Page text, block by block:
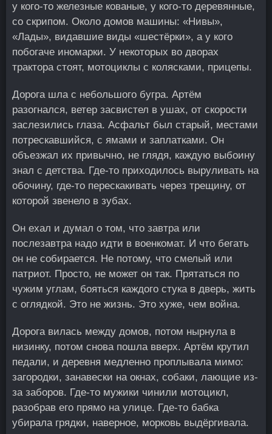
у кого-то железные кованые, у кого-то деревянные,
со скрипом. Около домов машины: «Нивы»,
«Лады», видавшие виды «шестёрки», а у кого
побогаче иномарки. У некоторых во дворах
трактора стоят, мотоциклы с колясками, прицепы.
Дорога шла с небольшого бугра. Артём
разогнался, ветер засвистел в ушах, от скорости
заслезились глаза. Асфальт был старый, местами
потрескавшийся, с ямами и заплатками. Он
объезжал их привычно, не глядя, каждую выбоину
знал с детства. Где-то приходилось выруливать на
обочину, где-то перескакивать через трещину, от
которой звенело в зубах.
Он ехал и думал о том, что завтра или
послезавтра надо идти в военкомат. И что бегать
он не собирается. Не потому, что смелый или
патриот. Просто, не может он так. Прятаться по
чужим углам, бояться каждого стука в дверь, жить
с оглядкой. Это не жизнь. Это хуже, чем война.
Дорога вилась между домов, потом нырнула в
низинку, потом снова пошла вверх. Артём крутил
педали, и деревня медленно проплывала мимо:
загородки, занавески на окнах, собаки, лающие из-
за заборов. Где-то мужики чинили мотоцикл,
разобрав его прямо на улице. Где-то бабка
убирала грядки, наверное, морковь выдёргивала.